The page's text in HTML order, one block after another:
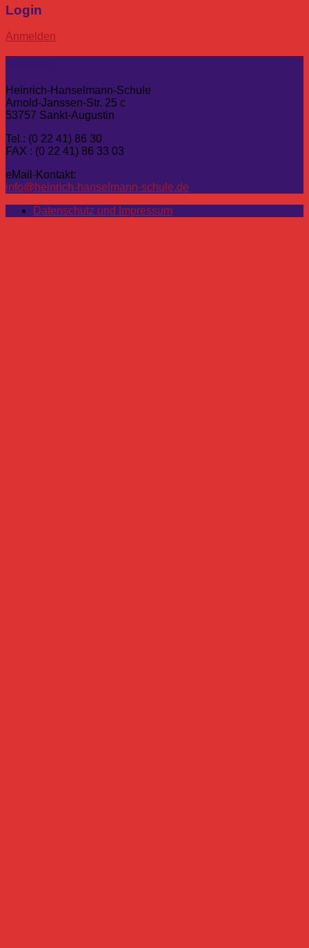
Login
Anmelden
Heinrich-Hanselmann-Schule
Arnold-Janssen-Str. 25 c
53757 Sankt-Augustin
Tel.: (0 22 41) 86 30
FAX : (0 22 41) 86 33 03
eMail-Kontakt:
info@heinrich-hanselmann-schule.de
Datenschutz und Impressum